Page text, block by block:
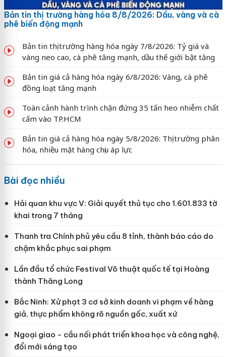
Bản tin thị trường hàng hóa 8/8/2026: Dầu, vàng và cà
phê biến động mạnh
Bản tin thị trường hàng hóa ngày 7/8/2026: Tỷ giá và
vàng neo cao, cà phê tăng mạnh, dầu thế giới bật tăng
Bản tin giá cả hàng hóa ngày 6/8/2026: Vàng, cà phê
đồng loạt tăng mạnh
Toàn cảnh hành trình chặn đứng 35 tấn heo nhiễm chất
cấm vào TP.HCM
Bản tin giá cả hàng hóa ngày 5/8/2026: Thị trường phân
hóa, nhiều mặt hàng chịu áp lực
Bài đọc nhiều
Hải quan khu vực V: Giải quyết thủ tục cho 1.601.833 tờ
khai trong 7 tháng
Thanh tra Chính phủ yêu cầu 8 tỉnh, thành báo cáo do
chậm khắc phục sai phạm
Lần đầu tổ chức Festival Võ thuật quốc tế tại Hoàng
thành Thăng Long
Bắc Ninh: Xử phạt 3 cơ sở kinh doanh vi phạm về hàng
giả, thực phẩm không rõ nguồn gốc, xuất xứ
Ngoại giao - cầu nối phát triển khoa học và công nghệ,
đổi mới sáng tạo